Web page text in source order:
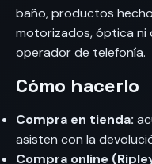
baño, productos
motorizados, óptica ni
operador de telefonía.
Cómo hacerlo
Compra en tienda:
asisten con la
Compra online